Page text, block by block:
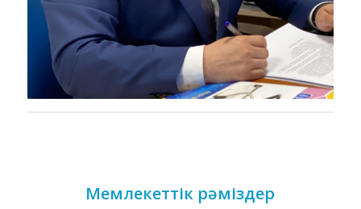
Мемлекеттік рәміздер